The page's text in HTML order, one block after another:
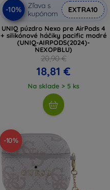
-10%
Zľava s
kupónom
EXTRA10
UNIQ púzdro Nexo pre AirPods 4
+ silikónové háčiky pacific modré
(UNIQ-AIRPODS(2024)-
NEXOPBLU)
20,90 €
18,81 €
Na sklade > 5 ks
-10%